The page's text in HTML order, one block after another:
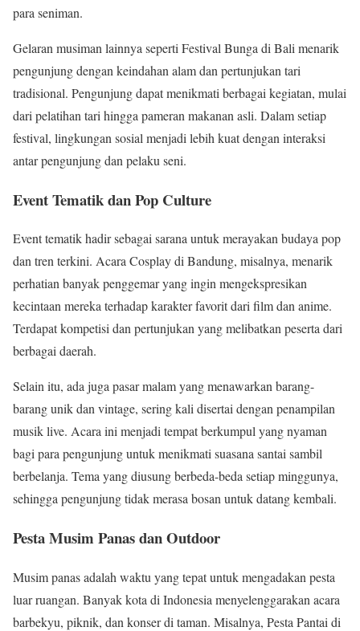
para seniman.
Gelaran musiman lainnya seperti Festival Bunga di Bali menarik
pengunjung dengan keindahan alam dan pertunjukan tari
tradisional. Pengunjung dapat menikmati berbagai kegiatan, mulai
dari pelatihan tari hingga pameran makanan asli. Dalam setiap
festival, lingkungan sosial menjadi lebih kuat dengan interaksi
antar pengunjung dan pelaku seni.
Event Tematik dan Pop Culture
Event tematik hadir sebagai sarana untuk merayakan budaya pop
dan tren terkini. Acara Cosplay di Bandung, misalnya, menarik
perhatian banyak penggemar yang ingin mengekspresikan
kecintaan mereka terhadap karakter favorit dari film dan anime.
Terdapat kompetisi dan pertunjukan yang melibatkan peserta dari
berbagai daerah.
Selain itu, ada juga pasar malam yang menawarkan barang-
barang unik dan vintage, sering kali disertai dengan penampilan
musik live. Acara ini menjadi tempat berkumpul yang nyaman
bagi para pengunjung untuk menikmati suasana santai sambil
berbelanja. Tema yang diusung berbeda-beda setiap minggunya,
sehingga pengunjung tidak merasa bosan untuk datang kembali.
Pesta Musim Panas dan Outdoor
Musim panas adalah waktu yang tepat untuk mengadakan pesta
luar ruangan. Banyak kota di Indonesia menyelenggarakan acara
barbekyu, piknik, dan konser di taman. Misalnya, Pesta Pantai di